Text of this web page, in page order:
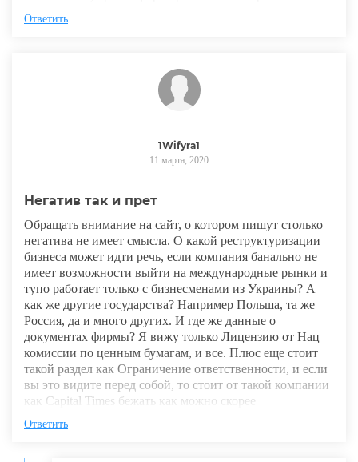
Ответить
1Wifyra1
11 марта, 2020
Негатив так и прет
Обращать внимание на сайт, о котором пишут столько
негатива не имеет смысла. О какой реструктуризации
бизнеса может идти речь, если компания банально не
имеет возможности выйти на международные рынки и
тупо работает только с бизнесменами из Украины? А
как же другие государства? Например Польша, та же
Россия, да и много других. И где же данные о
документах фирмы? Я вижу только Лицензию от Нац
комиссии по ценным бумагам, и все. Плюс еще стоит
такой раздел как Ограничение ответственности, и если
вы это видите перед собой, то стоит от такой компании
как Capital Times бежать как можно скорее
Ответить